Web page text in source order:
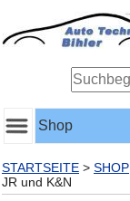
Shop
STARTSEITE > SHOP
JR und K&N